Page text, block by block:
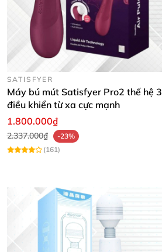
SATISFYER
Máy bú mút Satisfyer Pro2 thế hệ 3
điều khiển từ xa cực mạnh
1.800.000₫
2.337.000₫
-23%
(161)